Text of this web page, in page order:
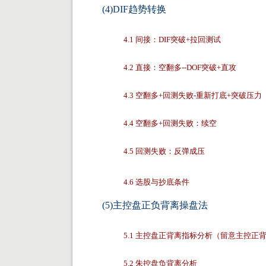
(4)DIF趋势转换
4.1 间接：DIF突破+拉回测试
4.2 直接：空翻多--DOF突破+直攻
4.3 空翻多+回测失败-重新打底+突破压力
4.4 空翻多+回测失败：续空
4.5 回测失败：反弹成压
4.6 选股与抄底条件
(5)主控盘正负背离操盘法
5.1 主控盘正背离指标分析（留意主控正
5.2 朱控盘负背离分析